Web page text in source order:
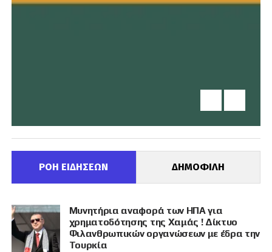
ΡΟΗ ΕΙΔΗΣΕΩΝ ΔΗΜΟΦΙΛΗ
Μυνητήρια αναφορά των ΗΠΑ για
χρηματοδότησης της Χαμάς ! Δίκτυο
Φιλανθρωπικών οργανώσεων με έδρα την
Τουρκία